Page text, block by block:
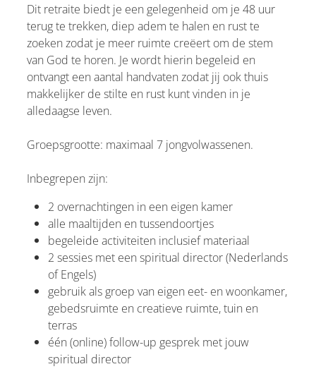
Dit retraite biedt je een gelegenheid om je 48 uur
terug te trekken, diep adem te halen en rust te
zoeken zodat je meer ruimte creëert om de stem
van God te horen. Je wordt hierin begeleid en
ontvangt een aantal handvaten zodat jij ook thuis
makkelijker de stilte en rust kunt vinden in je
alledaagse leven.
Groepsgrootte: maximaal 7 jongvolwassenen.
Inbegrepen zijn:
2 overnachtingen in een eigen kamer
alle maaltijden en tussendoortjes
begeleide activiteiten inclusief materiaal
2 sessies met een spiritual director (Nederlands
of Engels)
gebruik als groep van eigen eet- en woonkamer,
gebedsruimte en creatieve ruimte, tuin en
terras
één (online) follow-up gesprek met jouw
spiritual director